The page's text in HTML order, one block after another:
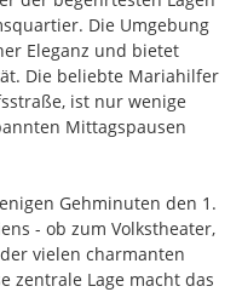
Die Umgebung
Eleganz und bietet
Die beliebte Mariahilfer
ist nur wenige
Mittagspausen
Gehminuten den 1.
- ob zum Volkstheater,
vielen charmanten
zentrale Lage macht das